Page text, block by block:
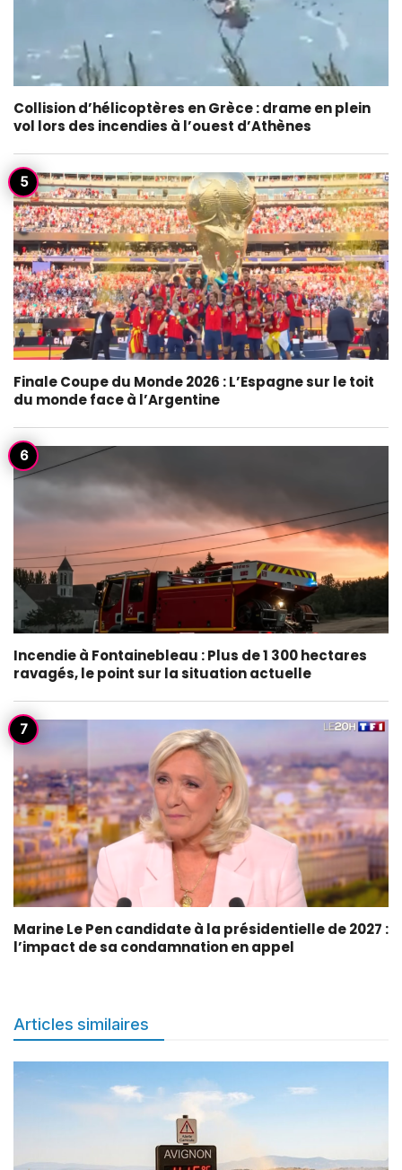
Collision d’hélicoptères en Grèce : drame en plein
vol lors des incendies à l’ouest d’Athènes
Finale Coupe du Monde 2026 : L’Espagne sur le toit
du monde face à l’Argentine
Incendie à Fontainebleau : Plus de 1 300 hectares
ravagés, le point sur la situation actuelle
Marine Le Pen candidate à la présidentielle de 2027 :
l’impact de sa condamnation en appel
Articles similaires